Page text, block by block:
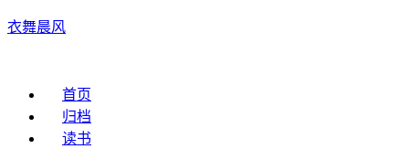
衣舞晨风
首页
归档
读书